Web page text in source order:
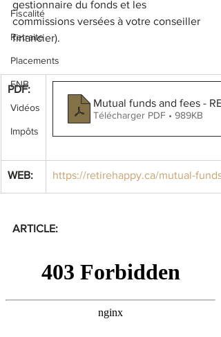
Fiscalité
Retraite
Placements
FNB
Vidéos
Impôts
gestionnaire du fonds et les
commissions versées à votre conseiller
financier).
PDF:
Mutual funds and fees -
Télécharger PDF • 989KB
WEB: https://retirehappy.ca/mutual-
ARTICLE: